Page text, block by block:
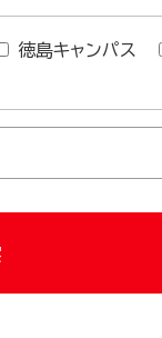
徳島キャンパス